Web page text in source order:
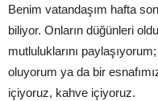
Benim vatandaşım hafta
biliyor. Onların düğünleri
mutluluklarını
oluyorum ya da bir
içiyoruz, kahve içiyoruz.